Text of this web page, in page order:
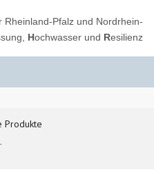
Rheinland-Pfalz und Nordrhein-
Hochwasser und Resilienz
Produkte